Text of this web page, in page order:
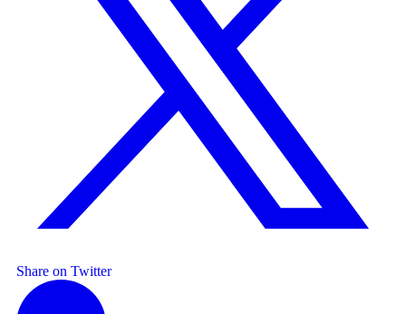
Share on Twitter